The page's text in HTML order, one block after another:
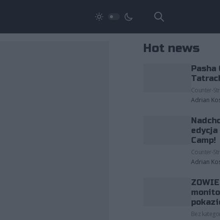
Hot news
Pasha
Counter-
Adrian
edycja
Camp!
Counter-
Adrian
Bez